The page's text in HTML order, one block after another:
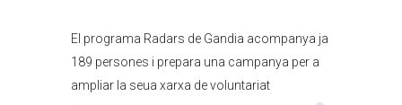
El programa Radars de Gandia acompanya ja
189 persones i prepara una campanya per a
ampliar la seua xarxa de voluntariat